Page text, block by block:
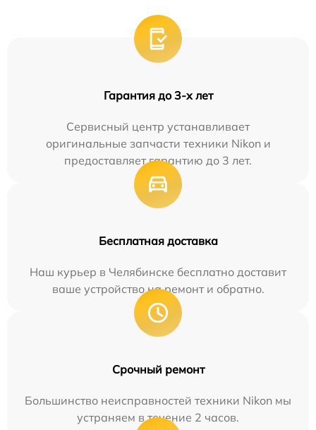
Гарантия до 3-х лет
Сервисный центр устанавливает
оригинальные запчасти техники Nikon и
предоставляет гарантию до 3 лет.
Бесплатная доставка
Наш курьер в Челябинске бесплатно доставит
ваше устройство на ремонт и обратно.
Срочный ремонт
Большинство неисправностей техники Nikon мы
устраняем в течение 2 часов.